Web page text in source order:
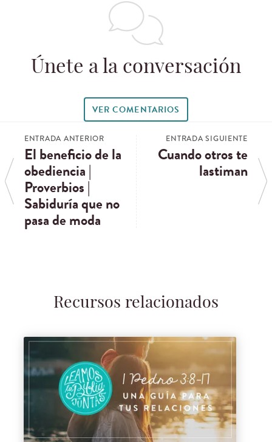
Únete a la conversación
VER COMENTARIOS
ENTRADA ANTERIOR
El beneficio de la
obediencia |
Proverbios |
Sabiduría que no
pasa de moda
ENTRADA SIGUIENTE
Cuando otros te
lastiman
Recursos relacionados